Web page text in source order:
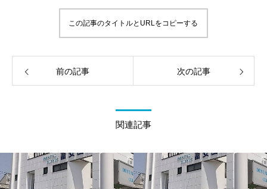
この記事のタイトルとURLをコピーする
前の記事 次の記事
関連記事